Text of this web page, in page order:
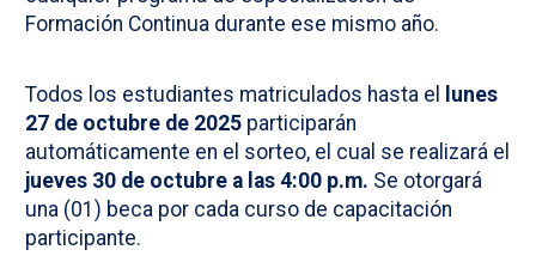
Formación Continua durante ese mismo año.
Todos los estudiantes matriculados hasta el
lunes
27 de octubre de 2025 participarán
automáticamente en el sorteo, el cual se realizará el
jueves 30 de octubre a las 4:00 p.m. Se otorgará
una (01) beca por cada curso de capacitación
participante.